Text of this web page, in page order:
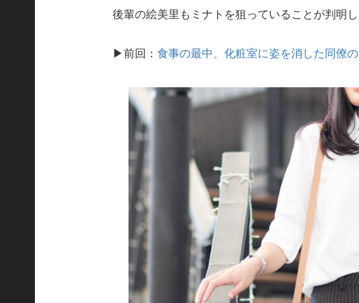
後輩の絵美里もミナトを狙っていることが判明
▶前回：食事の最中、化粧室に姿を消した同僚